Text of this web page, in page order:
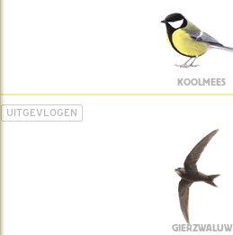
KOOLMEES
UITGEVLOGEN
GIERZWALUW